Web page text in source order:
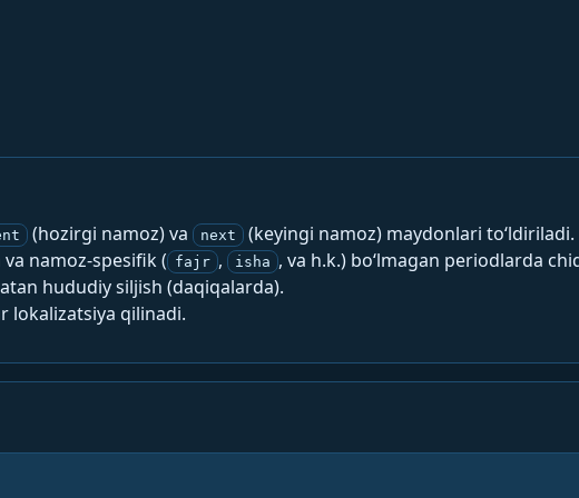
(hozirgi namoz) va next (keyingi namoz) maydonlari to‘ldiriladi.
va namoz-spesifik ( fajr , isha , va h.k.) bo‘lmagan periodlarda
hududiy siljish (daqiqalarda).
lokalizatsiya qilinadi.